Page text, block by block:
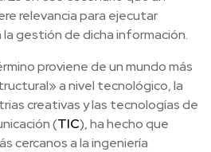
relevancia para ejecutar
gestión de dicha información.
proviene de un mundo más
a nivel tecnológico, la
creativas y las tecnologías de
(TIC), ha hecho que
cercanos a la ingeniería